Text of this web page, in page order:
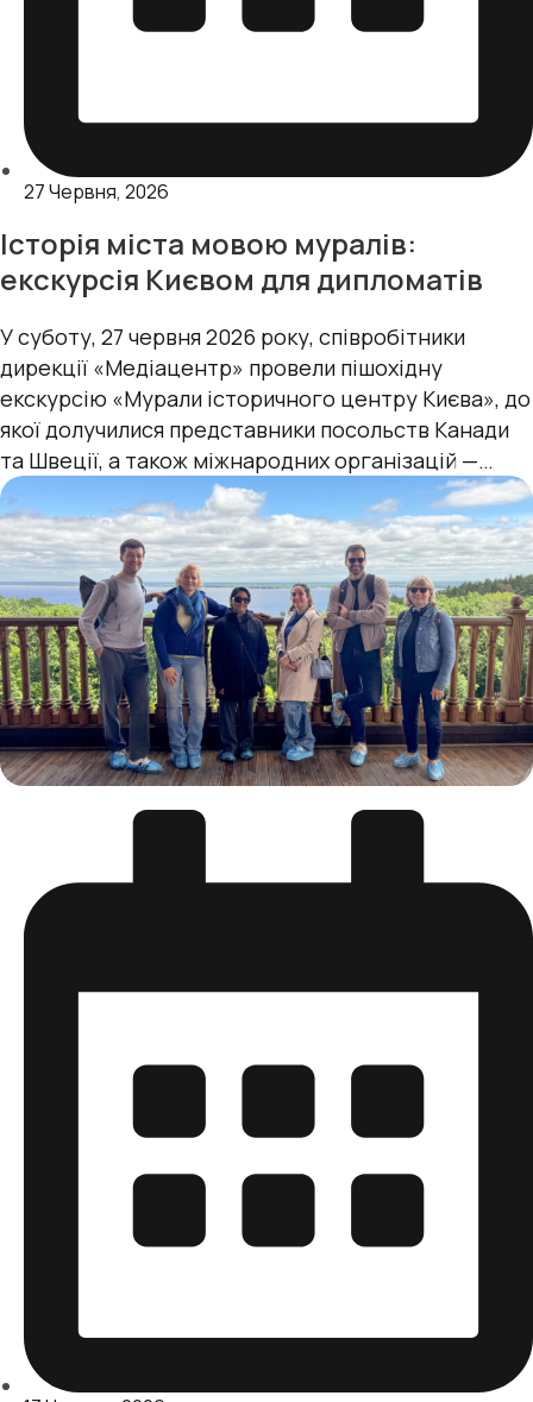
27 Червня, 2026
Історія міста мовою муралів:
екскурсія Києвом для дипломатів
У суботу, 27 червня 2026 року, співробітники
дирекції «Медіацентр» провели пішохідну
екскурсію «Мурали історичного центру Києва», до
якої долучилися представники посольств Канади
та Швеції, а також міжнародних організацій —
УВКБ